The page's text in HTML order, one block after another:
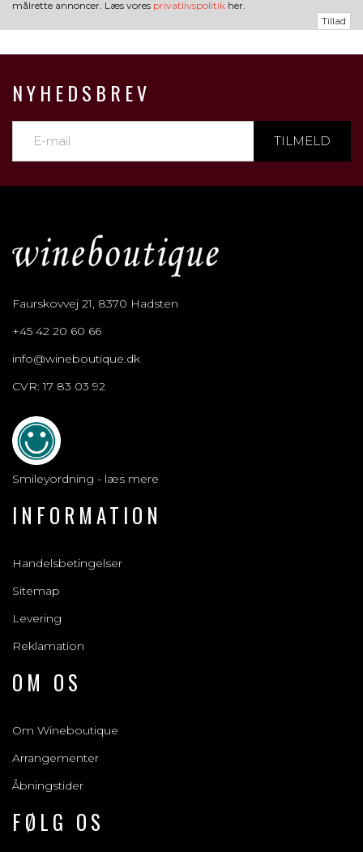
målrette annoncer. Læs vores privatlivspolitik her.
Tillad
NYHEDSBREV
TILMELD
Faurskovvej 21, 8370 Hadsten
+45 42 20 60 66
info@wineboutique.dk
CVR: 17 83 03 92
Smileyordning - læs mere
INFORMATION
Handelsbetingelser
Sitemap
Levering
Reklamation
OM OS
Om Wineboutique
Arrangementer
Åbningstider
FØLG OS